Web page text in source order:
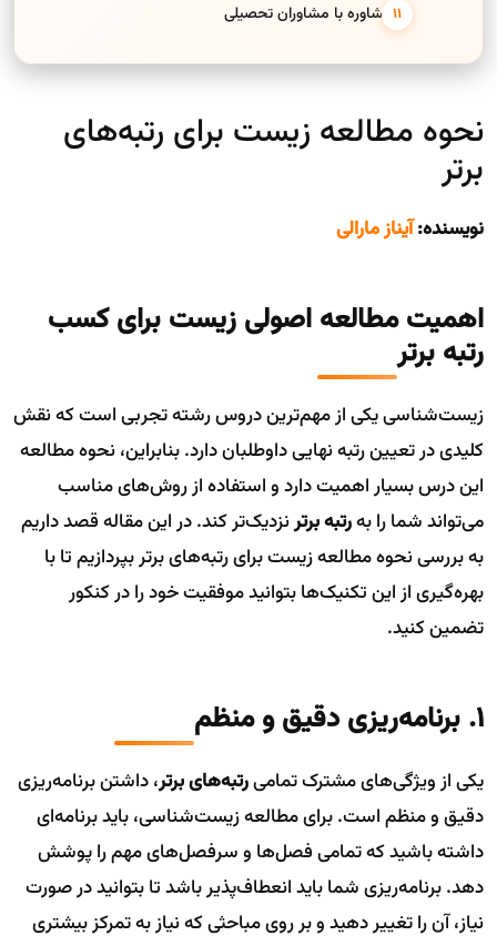
10. مشاوره با مشاوران تحصیلی
نحوه مطالعه زیست برای رتبه‌های
برتر
نویسنده:آیناز مارالی
اهمیت مطالعه اصولی زیست برای کسب
رتبه برتر
زیست‌شناسی یکی از مهم‌ترین دروس رشته تجربی است که نقش
کلیدی در تعیین رتبه نهایی داوطلبان دارد. بنابراین، نحوه مطالعه
این درس بسیار اهمیت دارد و استفاده از روش‌های مناسب
می‌تواند شما را بهرتبه برترنزدیک‌تر کند. در این مقاله قصد داریم
به بررسی نحوه مطالعه زیست برای رتبه‌های برتر بپردازیم تا با
بهره‌گیری از این تکنیک‌ها بتوانید موفقیت خود را در کنکور
تضمین کنید.
1. برنامه‌ریزی دقیق و منظم
یکی از ویژگی‌های مشترک تمامیرتبه‌های برتر، داشتن برنامه‌ریزی
دقیق و منظم است. برای مطالعه زیست‌شناسی، باید برنامه‌ای
داشته باشید که تمامی فصل‌ها و سرفصل‌های مهم را پوشش
دهد. برنامه‌ریزی شما باید انعطاف‌پذیر باشد تا بتوانید در صورت
نیاز، آن را تغییر دهید و بر روی مباحثی که نیاز به تمرکز بیشتری